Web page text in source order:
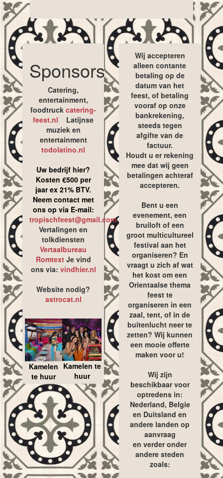
Sponsors
Catering,
entertainment,
foodtruck catering-
feest.nl Latijnse
muziek en
entertainment
todolatino.nl
Uw bedrijf hier?
Kosten €500 per
jaar ex 21% BTV.
Neem contact met
ons op via E-mail:
tropischfeest@gmail.com
Vertalingen en
tolkdiensten
Vertaalbureau
RomtextJe vind
ons via: vindhier.nl
Website nodig?
astrocat.nl
Kamelen
te huur
Kamelen te
huur
Wij accepteren
alleen contante
betaling op de
datum van het
feest, of betaling
vooraf op onze
bankrekening,
steeds tegen
afgifte van de
factuur.
Houdt u er rekening
mee dat wij geen
betalingen achteraf
accepteren.
Bent u een
evenement, een
bruiloft of een
groot multicultureel
festival aan het
organiseren? En
vraagt u zich af wat
het kost om een
Orientaalse thema
feest te
organiseren in een
zaal, tent, of in de
buitenlucht neer te
zetten? Wij kunnen
een mooie offerte
maken voor u!
Wij zijn
beschikbaar voor
optredens in:
Nederland, Belgie
en Duitsland en
andere landen op
aanvraag
en verder onder
andere steden
zoals: